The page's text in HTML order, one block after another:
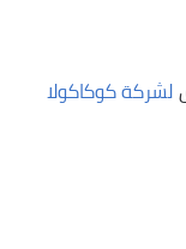
لشركة كوكاكولا